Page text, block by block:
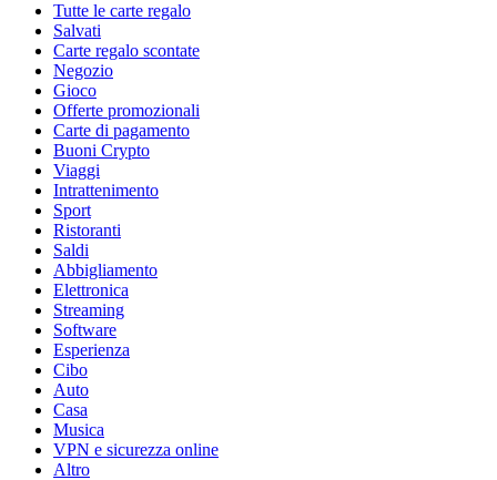
Tutte le carte regalo
Salvati
Carte regalo scontate
Negozio
Gioco
Offerte promozionali
Carte di pagamento
Buoni Crypto
Viaggi
Intrattenimento
Sport
Ristoranti
Saldi
Abbigliamento
Elettronica
Streaming
Software
Esperienza
Cibo
Auto
Casa
Musica
VPN e sicurezza online
Altro